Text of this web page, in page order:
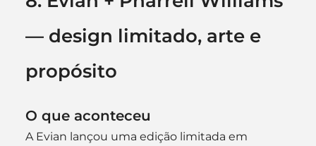
— design limitado, arte e
propósito
O que aconteceu
A Evian lançou uma edição limitada em